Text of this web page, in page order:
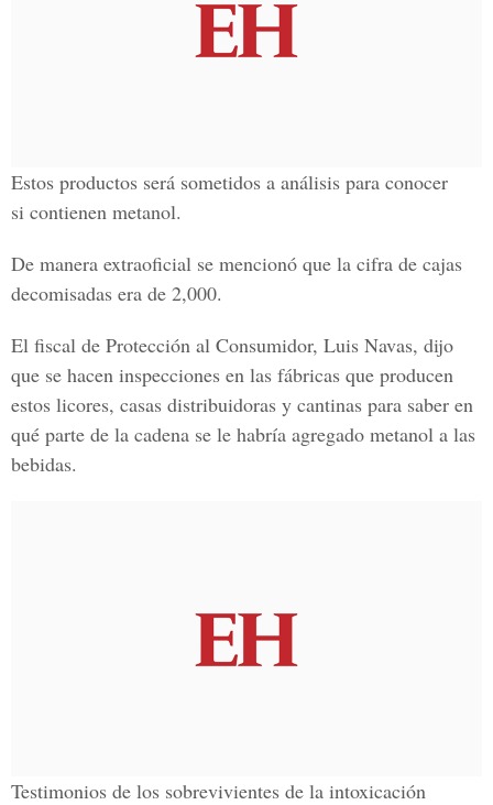
Estos productos será sometidos a análisis para conocer
si contienen metanol.
De manera extraoficial se mencionó que la cifra de cajas
decomisadas era de 2,000.
El fiscal de Protección al Consumidor, Luis Navas, dijo
que se hacen inspecciones en las fábricas que producen
estos licores, casas distribuidoras y cantinas para saber en
qué parte de la cadena se le habría agregado metanol a las
bebidas.
Testimonios de los sobrevivientes de la intoxicación